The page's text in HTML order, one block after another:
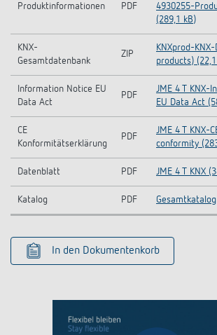
Produktinformationen PDF
4930255-
(289,1 kB)
KNX-
Gesamtdatenbank
ZIP
KNXprod-KNX-
products)
Information Notice EU
Data Act
PDF
JME 4 T KNX-
EU Data Act
CE
Konformitätserklärung
PDF
JME 4 T KNX-
conformity
Datenblatt PDF JME 4 T KNX
Katalog PDF
In den Dokumentenkorb